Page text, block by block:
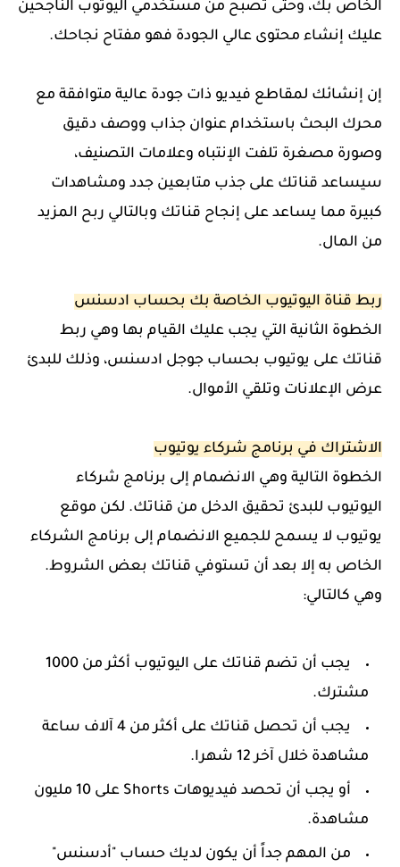
الخاص بك، وحتى تصبح من مستخدمي اليوتوب الناجحين
عليك إنشاء محتوى عالي الجودة فهو مفتاح نجاحك.
إن إنشائك لمقاطع فيديو ذات جودة عالية متوافقة مع
محرك البحث باستخدام عنوان جذاب ووصف دقيق
وصورة مصغرة تلفت الإنتباه وعلامات التصنيف،
سيساعد قناتك على جذب متابعين جدد ومشاهدات
كبيرة مما يساعد على إنجاح قناتك وبالتالي ربح المزيد
من المال.
ربط قناة اليوتيوب الخاصة بك بحساب ادسنس
الخطوة الثانية التي يجب عليك القيام بها وهي ربط
قناتك على يوتيوب بحساب جوجل ادسنس، وذلك للبدئ
عرض الإعلانات وتلقي الأموال.
الاشتراك في برنامج شركاء يوتيوب
الخطوة التالية وهي الانضمام إلى برنامج شركاء
اليوتيوب للبدئ تحقيق الدخل من قناتك. لكن موقع
يوتيوب لا يسمح للجميع الانضمام إلى برنامج الشركاء
الخاص به إلا بعد أن تستوفي قناتك بعض الشروط.
وهي كالتالي:
يجب أن تضم قناتك على اليوتيوب أكثر من 1000
مشترك.
يجب أن تحصل قناتك على أكثر من 4 آلاف ساعة
مشاهدة خلال آخر 12 شهرا.
أو يجب أن تحصد فيديوهات Shorts على 10 مليون
مشاهدة.
من المهم جداً أن يكون لديك حساب "أدسنس"